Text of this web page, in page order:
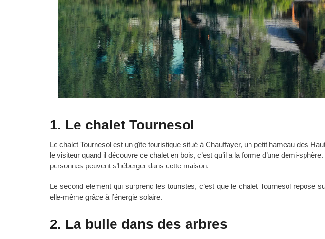
1. Le chalet Tournesol
Le chalet Tournesol est un gîte touristique situé à Chauffayer, un petit hameau des
le visiteur quand il découvre ce chalet en bois, c’est qu’il a la forme d’une demi-
personnes peuvent s’héberger dans cette maison.
Le second élément qui surprend les touristes, c’est que le chalet Tournesol repose
elle-même grâce à l’énergie solaire.
2. La bulle dans des arbres